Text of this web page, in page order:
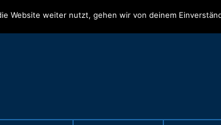
Website weiter nutzt, gehen wir von deinem